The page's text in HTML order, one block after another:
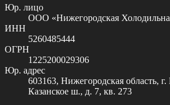
Юр. лицо
ООО «Нижегородская
ИНН
5260485444
ОГРН
1225200029306
Юр. адрес
603163, Нижегородская область,
Казанское ш., д. 7, кв. 273